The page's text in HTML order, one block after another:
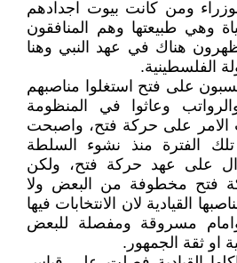
ومن كانت بيوت اجدادهم
وهي طبيعتها وهم المنافقون
يظهرون هناك في عهد النبي وهنا
الفلسطينية.
على فتح استغلوا مناصبهم
وعاثوا في المنظومة
الامر على حركة فتح، واصبحت
الفترة منذ نشوء السلطة
نزال على عهد حركة فتح، ولكن
فتح مخطوفة من البعض ولا
القيادية لان الانتخابات فيها
وامام مسروقة ومفصلة للبعض
او ثقة الجمهور.